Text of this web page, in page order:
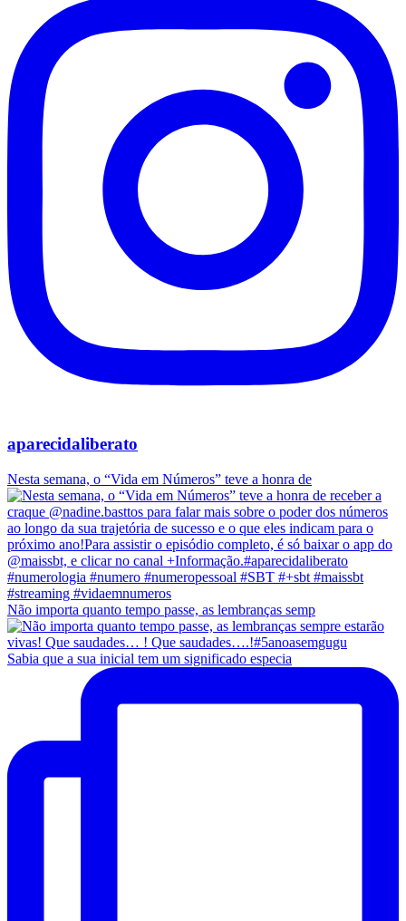
aparecidaliberato
Nesta semana, o “Vida em Números” teve a honra de
Não importa quanto tempo passe, as lembranças semp
Sabia que a sua inicial tem um significado especia